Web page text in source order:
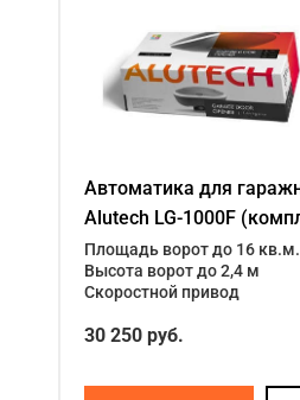
Автоматика для
Alutech LG-1000F
Площадь ворот до 16 кв.м.
Высота ворот до 2,4 м
Скоростной привод
30 250 руб.